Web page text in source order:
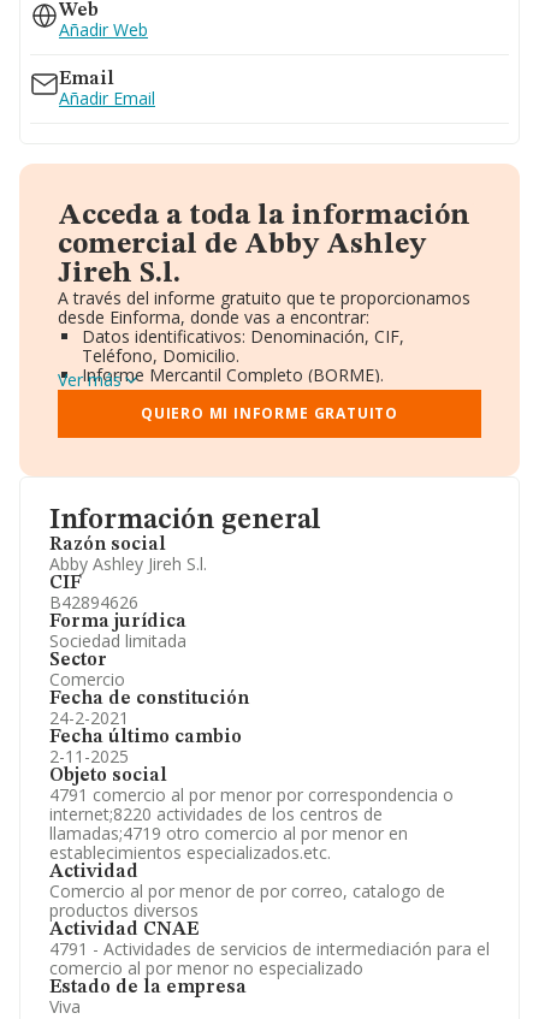
Información general
Razón social
Abby Ashley Jireh S.l.
CIF
B42894626
Forma jurídica
Sociedad limitada
Sector
Comercio
Fecha de constitución
24-2-2021
Fecha último cambio
2-11-2025
Objeto social
4791 comercio al por menor por correspondencia o
internet;8220 actividades de los centros de
llamadas;4719 otro comercio al por menor en
establecimientos especializados.etc.
Actividad
Comercio al por menor de por correo, catalogo de
productos diversos
Actividad CNAE
4791 - Actividades de servicios de intermediación para el
comercio al por menor no especializado
Estado de la empresa
Viva
Web
Añadir Web
Email
Añadir Email
Acceda a toda la información
comercial de Abby Ashley
Jireh S.l.
A través del informe gratuito que te proporcionamos
desde Einforma, donde vas a encontrar:
Datos identificativos: Denominación, CIF,
Teléfono, Domicilio.
Informe Mercantil Completo (BORME).
Gráficos de Evolución Ventas y Empleados.
Consejo de Administración y Administradores.
Directivos y Ejecutivos.
Información oficial y registral complementaria.
Ver más
QUIERO MI INFORME GRATUITO